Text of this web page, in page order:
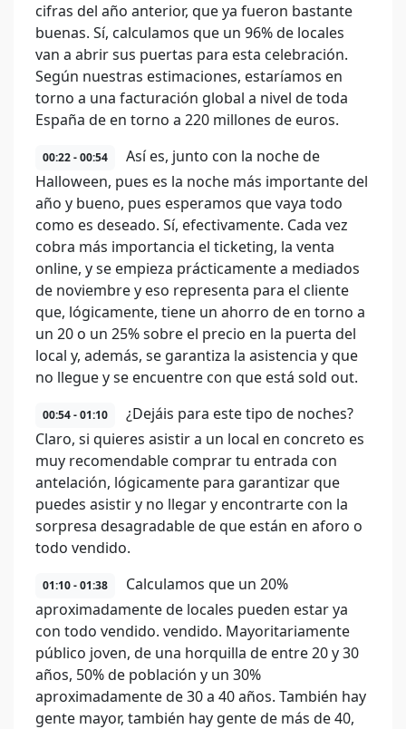
cifras del año anterior, que ya fueron bastante
buenas. Sí, calculamos que un 96% de locales
van a abrir sus puertas para esta celebración.
Según nuestras estimaciones, estaríamos en
torno a una facturación global a nivel de toda
España de en torno a 220 millones de euros.
00:22 - 00:54
Así es, junto con la noche de
Halloween, pues es la noche más importante del
año y bueno, pues esperamos que vaya todo
como es deseado. Sí, efectivamente. Cada vez
cobra más importancia el ticketing, la venta
online, y se empieza prácticamente a mediados
de noviembre y eso representa para el cliente
que, lógicamente, tiene un ahorro de en torno a
un 20 o un 25% sobre el precio en la puerta del
local y, además, se garantiza la asistencia y que
no llegue y se encuentre con que está sold out.
00:54 - 01:10
¿Dejáis para este tipo de noches?
Claro, si quieres asistir a un local en concreto es
muy recomendable comprar tu entrada con
antelación, lógicamente para garantizar que
puedes asistir y no llegar y encontrarte con la
sorpresa desagradable de que están en aforo o
todo vendido.
01:10 - 01:38
Calculamos que un 20%
aproximadamente de locales pueden estar ya
con todo vendido. vendido. Mayoritariamente
público joven, de una horquilla de entre 20 y 30
años, 50% de población y un 30%
aproximadamente de 30 a 40 años. También hay
gente mayor, también hay gente de más de 40,